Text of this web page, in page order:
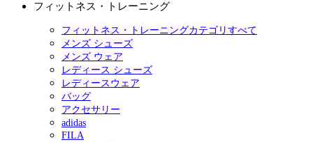
フィットネス・トレーニング
フィットネス・トレーニングカテゴリすべて
メンズ シューズ
メンズ ウェア
レディース シューズ
レディースウェア
バッグ
アクセサリー
adidas
FILA